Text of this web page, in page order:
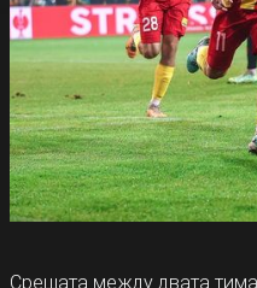
Срещата между двата